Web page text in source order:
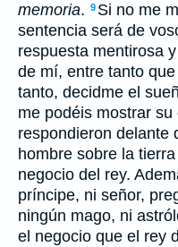
memoria. 9 Si no me
sentencia será de
respuesta mentirosa
de mí, entre tanto
tanto, decidme el
me podéis mostrar su
respondieron delante
hombre sobre la
negocio del rey.
príncipe, ni señor,
ningún mago, ni
el negocio que el rey